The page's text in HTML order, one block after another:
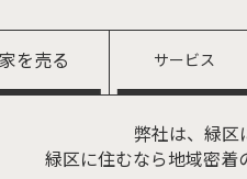
家を売る サービス
弊社は、緑区
緑区に住むなら地域密着